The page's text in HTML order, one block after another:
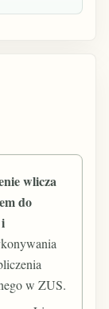
wlicza
do
i
w ZUS.